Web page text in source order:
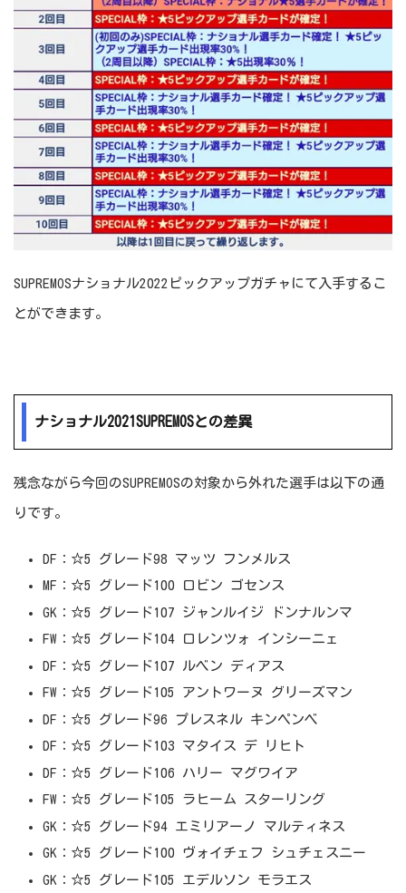
SUPREMOSナショナル2022ピックアップガチャにて入手するこ
とができます。
ナショナル2021SUPREMOSとの差異
残念ながら今回のSUPREMOSの対象から外れた選手は以下の通
りです。
DF：☆5 グレード98 マッツ フンメルス
MF：☆5 グレード100 ロビン ゴセンス
GK：☆5 グレード107 ジャンルイジ ドンナルンマ
FW：☆5 グレード104 ロレンツォ インシーニェ
DF：☆5 グレード107 ルベン ディアス
FW：☆5 グレード105 アントワーヌ グリーズマン
DF：☆5 グレード96 プレスネル キンペンベ
DF：☆5 グレード103 マタイス デ リヒト
DF：☆5 グレード106 ハリー マグワイア
FW：☆5 グレード105 ラヒーム スターリング
GK：☆5 グレード94 エミリアーノ マルティネス
GK：☆5 グレード100 ヴォイチェフ シュチェスニー
GK：☆5 グレード105 エデルソン モラエス